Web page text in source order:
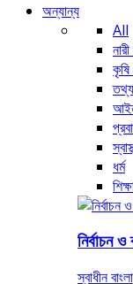
অন্যান্য
All
ধর্ম
নির্বাচন
স্বাধীন বাংলা